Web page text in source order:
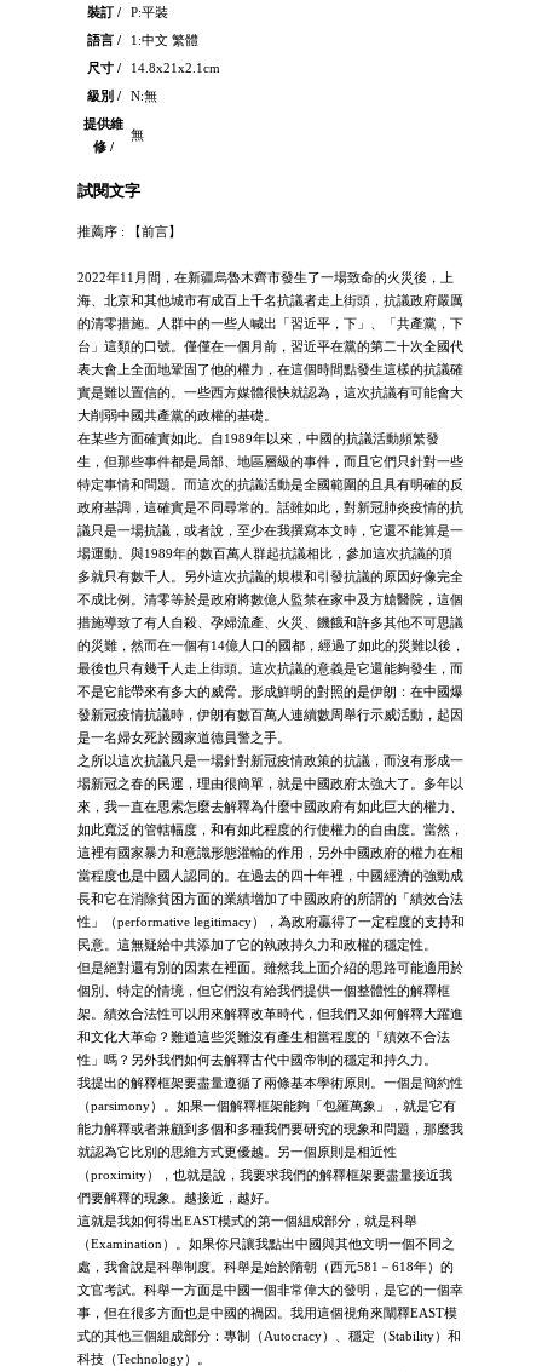
裝訂 /
P:平裝
語言 /
1:中文 繁體
尺寸 /
14.8x21x2.1cm
級別 /
N:無
提供維
修 /
無
試閱文字
推薦序 : 【前言】
2022年11月間，在新疆烏魯木齊市發生了一場致命的火災後，上
海、北京和其他城市有成百上千名抗議者走上街頭，抗議政府嚴厲
的清零措施。人群中的一些人喊出「習近平，下」、「共產黨，下
台」這類的口號。僅僅在一個月前，習近平在黨的第二十次全國代
表大會上全面地鞏固了他的權力，在這個時間點發生這樣的抗議確
實是難以置信的。一些西方媒體很快就認為，這次抗議有可能會大
大削弱中國共產黨的政權的基礎。
在某些方面確實如此。自1989年以來，中國的抗議活動頻繁發
生，但那些事件都是局部、地區層級的事件，而且它們只針對一些
特定事情和問題。而這次的抗議活動是全國範圍的且具有明確的反
政府基調，這確實是不同尋常的。話雖如此，對新冠肺炎疫情的抗
議只是一場抗議，或者說，至少在我撰寫本文時，它還不能算是一
場運動。與1989年的數百萬人群起抗議相比，參加這次抗議的頂
多就只有數千人。另外這次抗議的規模和引發抗議的原因好像完全
不成比例。清零等於是政府將數億人監禁在家中及方艙醫院，這個
措施導致了有人自殺、孕婦流產、火災、饑餓和許多其他不可思議
的災難，然而在一個有14億人口的國都，經過了如此的災難以後，
最後也只有幾千人走上街頭。這次抗議的意義是它還能夠發生，而
不是它能帶來有多大的威脅。形成鮮明的對照的是伊朗：在中國爆
發新冠疫情抗議時，伊朗有數百萬人連續數周舉行示威活動，起因
是一名婦女死於國家道德員警之手。
之所以這次抗議只是一場針對新冠疫情政策的抗議，而沒有形成一
場新冠之春的民運，理由很簡單，就是中國政府太強大了。多年以
來，我一直在思索怎麼去解釋為什麼中國政府有如此巨大的權力、
如此寬泛的管轄幅度，和有如此程度的行使權力的自由度。當然，
這裡有國家暴力和意識形態灌輸的作用，另外中國政府的權力在相
當程度也是中國人認同的。在過去的四十年裡，中國經濟的強勁成
長和它在消除貧困方面的業績增加了中國政府的所謂的「績效合法
性」（performative legitimacy），為政府贏得了一定程度的支持和
民意。這無疑給中共添加了它的執政持久力和政權的穩定性。
但是絕對還有別的因素在裡面。雖然我上面介紹的思路可能適用於
個別、特定的情境，但它們沒有給我們提供一個整體性的解釋框
架。績效合法性可以用來解釋改革時代，但我們又如何解釋大躍進
和文化大革命？難道這些災難沒有產生相當程度的「績效不合法
性」嗎？另外我們如何去解釋古代中國帝制的穩定和持久力。
我提出的解釋框架要盡量遵循了兩條基本學術原則。一個是簡約性
（parsimony）。如果一個解釋框架能夠「包羅萬象」，就是它有
能力解釋或者兼顧到多個和多種我們要研究的現象和問題，那麼我
就認為它比別的思維方式更優越。另一個原則是相近性
（proximity），也就是說，我要求我們的解釋框架要盡量接近我
們要解釋的現象。越接近，越好。
這就是我如何得出EAST模式的第一個組成部分，就是科舉
（Examination）。如果你只讓我點出中國與其他文明一個不同之
處，我會說是科舉制度。科舉是始於隋朝（西元581－618年）的
文官考試。科舉一方面是中國一個非常偉大的發明，是它的一個幸
事，但在很多方面也是中國的禍因。我用這個視角來闡釋EAST模
式的其他三個組成部分：專制（Autocracy）、穩定（Stability）和
科技（Technology）。